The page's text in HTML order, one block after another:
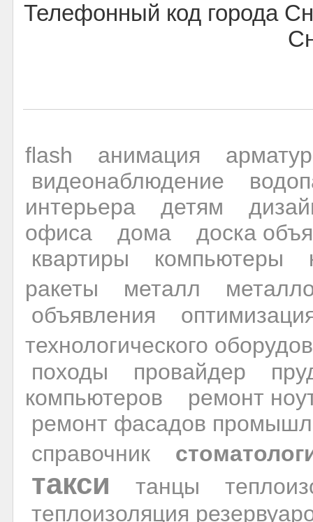
Телефонный код города
flash анимация
видеонаблюдение
интерьера
детям
офиса
дома
доска
квартиры
компьютеры
ракеты
металл
объявления
технологического
походы
провайдер
компьютеров
ремонт
ремонт фасадов
справочник
такси танцы
теплоизоляция